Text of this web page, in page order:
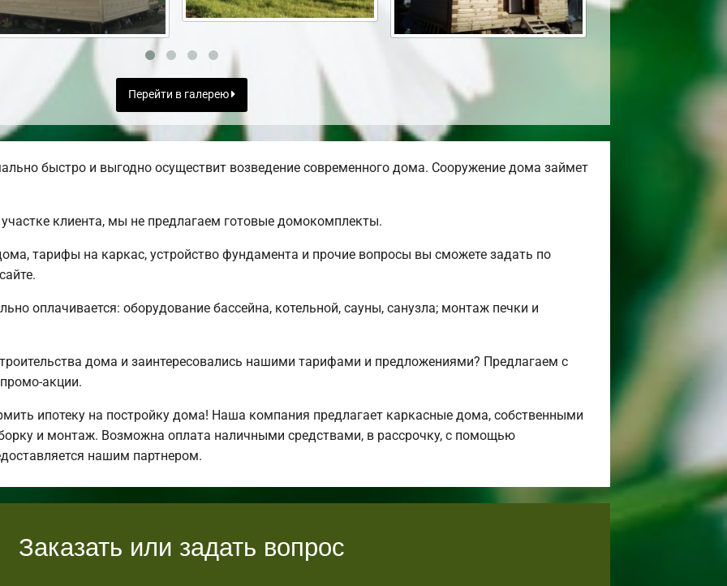
Перейти в галерею
быстро и выгодно осуществит возведение современного дома. Сооружение дома займет
клиента, мы не предлагаем готовые домокомплекты.
тарифы на каркас, устройство фундамента и прочие вопросы вы сможете задать по
оплачивается: оборудование бассейна, котельной, сауны, санузла; монтаж печки и
дома и заинтересовались нашими тарифами и предложениями? Предлагаем с
акции.
ипотеку на постройку дома! Наша компания предлагает каркасные дома, собственными
и монтаж. Возможна оплата наличными средствами, в рассрочку, с помощью
нашим партнером.
Заказать или задать вопрос